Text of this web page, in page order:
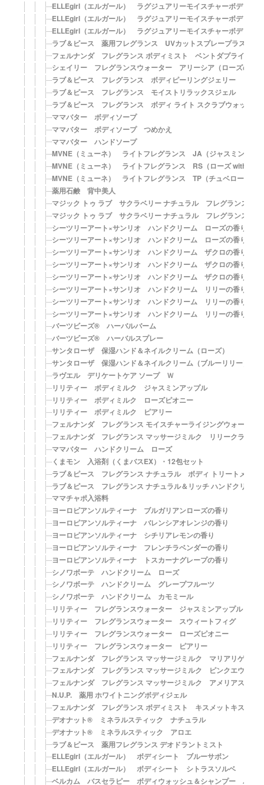
ELLEgirl（エルガール） ラグジュアリーモイスチャーボディミ
ELLEgirl（エルガール） ラグジュアリーモイスチャーボディミ
ELLEgirl（エルガール） ラグジュアリーモイスチャーボディミ
ラブ＆ピース 薬用フレグランス UVカットスプレープラス【
フェルナンダ フレグランス ボディミスト ベントダプライヤ
シェイリー フレグランスウォーター アリーシア（ローズの香
ラブ＆ピース フレグランス ボディピーリングジェリー
ラブ＆ピース フレグランス モイストリラックスジェル
ラブ＆ピース フレグランス ボディ ライト スクラブウォッシュ
ママバター ボディソープ
ママバター ボディソープ つめかえ
ママバター ハンドソープ
MVNE（ミューネ） ライトフレグランス JA（ジャスミン with
MVNE（ミューネ） ライトフレグランス RS（ローズ with スト
MVNE（ミューネ） ライトフレグランス TP（チュベローズ
薬用石鹸 背中美人
マジック トゥ ラブ サクラベリー ナチュラル フレグランス ボ
マジック トゥ ラブ サクラベリー ナチュラル フレグランス ボ
シーツリーアート×サンリオ ハンドクリーム ローズの香り（マ
シーツリーアート×サンリオ ハンドクリーム ローズの香り（ぼ
シーツリーアート×サンリオ ハンドクリーム ザクロの香り（チ
シーツリーアート×サンリオ ハンドクリーム ザクロの香り（コ
シーツリーアート×サンリオ ハンドクリーム ザクロの香り（お
シーツリーアート×サンリオ ハンドクリーム リリーの香り（ポ
シーツリーアート×サンリオ ハンドクリーム リリーの香り（ハ
シーツリーアート×サンリオ ハンドクリーム リリーの香り（あ
バーツビーズ® ハーバルバーム
バーツビーズ® ハーバルスプレー
サンタローザ 保湿ハンド＆ネイルクリーム（ローズ）
サンタローザ 保湿ハンド＆ネイルクリーム（ブルーリリー）
ラヴエル デリケートケア ソープ Ｗ
リリティー ボディミルク ジャスミンアップル
リリティー ボディミルク ローズピオニー
リリティー ボディミルク ピアリー
フェルナンダ フレグランス モイスチャーライジングウォータ
フェルナンダ フレグランス マッサージミルク リリークラウン
ママバター ハンドクリーム ローズ
くまモン 入浴剤（くまバスEX）・12包セット
ラブ＆ピース フレグランス ナチュラル ボディ トリートメント
ラブ＆ピース フレグランス ナチュラル＆リッチ ハンドクリーム
ママチャポ入浴料
ヨーロピアンソルティーナ ブルガリアンローズの香り
ヨーロピアンソルティーナ バレンシアオレンジの香り
ヨーロピアンソルティーナ シチリアレモンの香り
ヨーロピアンソルティーナ フレンチラベンダーの香り
ヨーロピアンソルティーナ トスカーナグレープの香り
シノワボーテ ハンドクリーム ローズ
シノワボーテ ハンドクリーム グレープフルーツ
シノワボーテ ハンドクリーム カモミール
リリティー フレグランスウォーター ジャスミンアップル
リリティー フレグランスウォーター スウィートフィグ
リリティー フレグランスウォーター ローズピオニー
リリティー フレグランスウォーター ピアリー
フェルナンダ フレグランス マッサージミルク マリアリゲル
フェルナンダ フレグランス マッサージミルク ピンクエウフォ
フェルナンダ フレグランス マッサージミルク アメリアスウェ
N.U.P. 薬用 ホワイトニングボディジェル
フェルナンダ フレグランス ボディミスト キスメットキス
デオナット® ミネラルスティック ナチュラル
デオナット® ミネラルスティック アロエ
ラブ＆ピース 薬用フレグランス デオドラントミスト
ELLEgirl（エルガール） ボディシート ブルーサボン
ELLEgirl（エルガール） ボディシート シトラスソルベ
ベルカム バスセラピー ボディウォッシュ＆シャンプー パッシ